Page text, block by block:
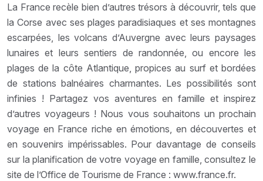
La France recèle bien d’autres trésors à découvrir, tels que
la Corse avec ses plages paradisiaques et ses montagnes
escarpées, les volcans d’Auvergne avec leurs paysages
lunaires et leurs sentiers de randonnée, ou encore les
plages de la côte Atlantique, propices au surf et bordées
de stations balnéaires charmantes. Les possibilités sont
infinies ! Partagez vos aventures en famille et inspirez
d’autres voyageurs ! Nous vous souhaitons un prochain
voyage en France riche en émotions, en découvertes et
en souvenirs impérissables. Pour davantage de conseils
sur la planification de votre voyage en famille, consultez le
site de l’Office de Tourisme de France : www.france.fr.